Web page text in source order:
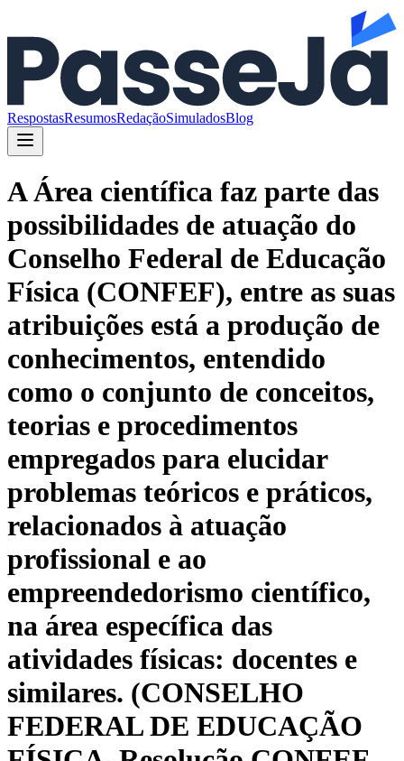
RespostasResumosRedaçãoSimuladosBlog
A Área científica faz parte das
possibilidades de atuação do
Conselho Federal de Educação
Física (CONFEF), entre as suas
atribuições está a produção de
conhecimentos, entendido
como o conjunto de conceitos,
teorias e procedimentos
empregados para elucidar
problemas teóricos e práticos,
relacionados à atuação
profissional e ao
empreendedorismo científico,
na área específica das
atividades físicas: docentes e
similares. (CONSELHO
FEDERAL DE EDUCAÇÃO